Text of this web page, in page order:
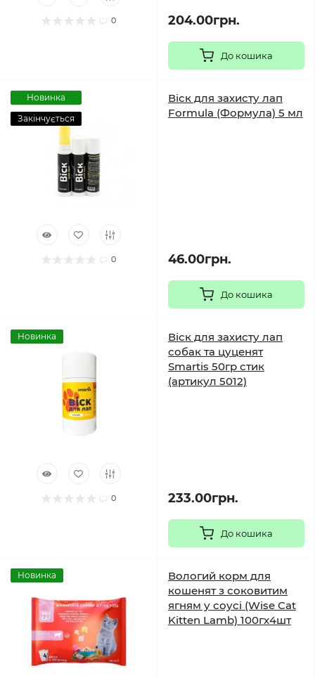
0 204.00грн.
До кошика
Новинка
Закінчується
0
Віск для захисту лап
Formula (Формула) 5 мл
46.00грн.
До кошика
Новинка
0
Віск для захисту лап
собак та цуценят
Smartis 50гр стик
(артикул 5012)
233.00грн.
До кошика
Новинка
Вологий корм для
кошенят з соковитим
ягням у соусі (Wise Cat
Kitten Lamb) 100гх4шт